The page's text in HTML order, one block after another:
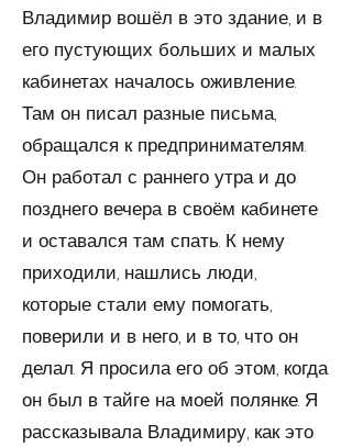
Владимир вошёл в это здание, и в
его пустующих больших и малых
кабинетах началось оживление.
Там он писал разные письма,
обращался к предпринимателям.
Он работал с раннего утра и до
позднего вечера в своём кабинете
и оставался там спать. К нему
приходили, нашлись люди,
которые стали ему помогать,
поверили и в него, и в то, что он
делал. Я просила его об этом, когда
он был в тайге на моей полянке. Я
рассказывала Владимиру, как это